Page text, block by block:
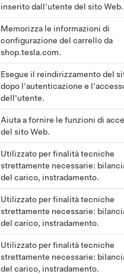
inserito dall'utente del sito Web.
Memorizza le informazioni di
configurazione del carrello da
shop.tesla.com.
Esegue il reindirizzamento del
dopo l'autenticazione e
dell'utente.
Aiuta a fornire le funzioni di
del sito Web.
Utilizzato per finalità tecniche
strettamente necessarie:
del carico, instradamento.
Utilizzato per finalità tecniche
strettamente necessarie:
del carico, instradamento.
Utilizzato per finalità tecniche
strettamente necessarie:
del carico, instradamento.